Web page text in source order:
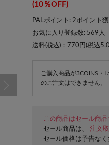
(10％OFF)
PALポイント: 2ポイント獲
お気に入り登録数: 569 人
送料(税込)：770円(税込
ご購入商品が3COINS・
のご注文はできません。
この商品はセール商品
セール商品は、 注文
セール価格は予告な